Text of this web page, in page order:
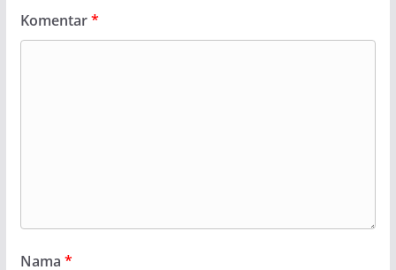
Komentar*
Nama *